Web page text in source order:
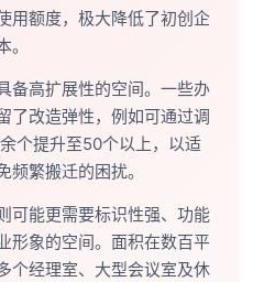
用额度，极大降低了初创企
备高扩展性的空间。一些办
了改造弹性，例如可通过调
个提升至50个以上，以适
频繁搬迁的困扰。
可能更需要标识性强、功能
形象的空间。面积在数百平
个经理室、大型会议室及休